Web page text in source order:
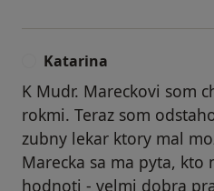
Katarina
K Mudr. Mareckovi som
rokmi. Teraz som
zubny lekar ktory mal
Marecka sa ma pyta,
hodnoti - velmi dobra